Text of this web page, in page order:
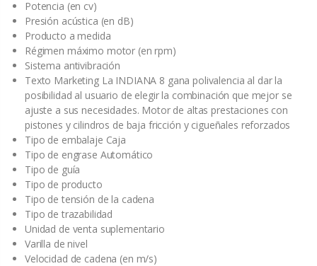
Potencia (en cv)
Presión acústica (en dB)
Producto a medida
Régimen máximo motor (en rpm)
Sistema antivibración
Texto Marketing La INDIANA 8 gana polivalencia al dar la
posibilidad al usuario de elegir la combinación que mejor se
ajuste a sus necesidades. Motor de altas prestaciones con
pistones y cilindros de baja fricción y cigueñales reforzados
Tipo de embalaje Caja
Tipo de engrase Automático
Tipo de guía
Tipo de producto
Tipo de tensión de la cadena
Tipo de trazabilidad
Unidad de venta suplementario
Varilla de nivel
Velocidad de cadena (en m/s)